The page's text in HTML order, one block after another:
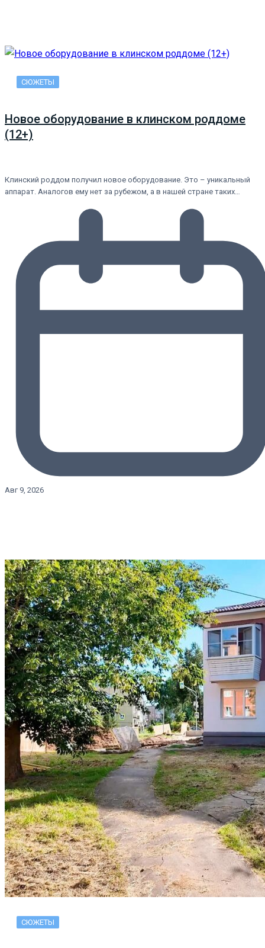
СЮЖЕТЫ
Новое оборудование в клинском роддоме
(12+)
Клинский роддом получил новое оборудование. Это – уникальный
аппарат. Аналогов ему нет за рубежом, а в нашей стране таких…
Авг 9, 2026
СЮЖЕТЫ